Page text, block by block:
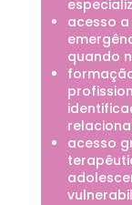
acesso
quando
acesso